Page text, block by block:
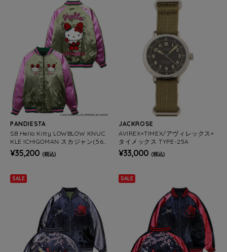
PANDIESTA
SB Hello Kitty LOWBLOW KNUC
KLE ICHIGOMAN スカジャン(564
404 MENS)
¥35,200 (税込)
JACKROSE
AVIREX×TIMEX/アヴィレックス×
タイメックス TYPE-25A
¥33,000 (税込)
SALE SALE